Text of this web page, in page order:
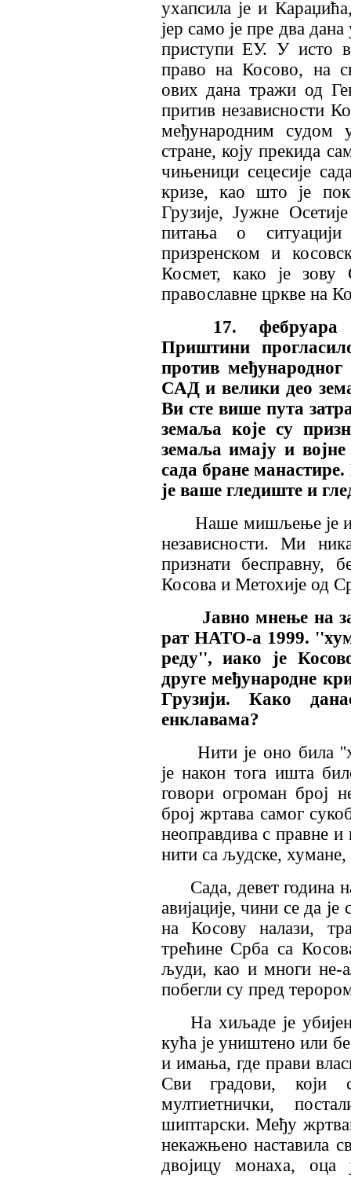
ухапсила је и
јер само је пре два
приступи ЕУ. У исто
право на Косово, на
ових дана тражи од
притив независности
међународним
стране, коју прекида
чињеници сецесије
кризе, као што је
Грузије, Јужне
питања о
призренском и
Космет, како је зову
православне цркве на
17. фебруара
Приштини
против
САД и велики део
Ви сте више пута
земаља које су
земаља имају и
сада бране
је ваше гледиште и
Наше мишљење је
независности. Ми
признати бесправну,
Косова и Метохије од
Јавно мнење на
рат НАТО-а 1999.
реду'', иако је
друге међународне
Грузији. Како
енклавама?
Нити је оно била
је након тога ишта
говори огроман број
број жртава самог
неоправдива с правне и
нити са људске,
Сада, девет година
авијације, чини се да је
на Косову налази,
трећине Срба са
људи, као и многи не-
побегли су пред
На хиљаде је
кућа је уништено или
и имања, где прави
Сви градови, који
мултиетнички,
шиптарски. Међу
некажњено наставила
двојицу монаха, оца